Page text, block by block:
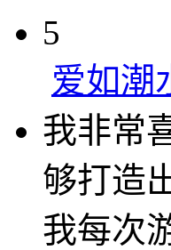
5
爱如潮
我非常
够打造
我每次